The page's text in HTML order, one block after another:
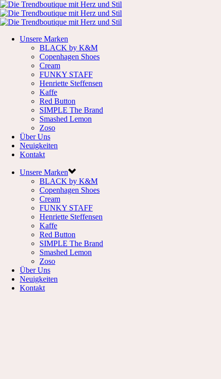
Unsere Marken
BLACK by K&M
Copenhagen Shoes
Cream
FUNKY STAFF
Henriette Steffensen
Kaffe
Red Button
SIMPLE The Brand
Smashed Lemon
Zoso
Über Uns
Neuigkeiten
Kontakt
Unsere Marken
BLACK by K&M
Copenhagen Shoes
Cream
FUNKY STAFF
Henriette Steffensen
Kaffe
Red Button
SIMPLE The Brand
Smashed Lemon
Zoso
Über Uns
Neuigkeiten
Kontakt